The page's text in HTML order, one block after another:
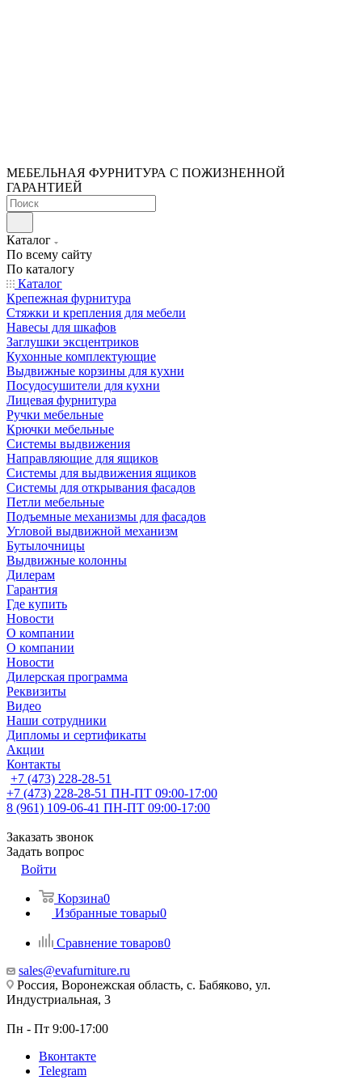
МЕБЕЛЬНАЯ ФУРНИТУРА С ПОЖИЗНЕННОЙ
ГАРАНТИЕЙ
Каталог
По всему сайту
По каталогу
Каталог
Крепежная фурнитура
Стяжки и крепления для мебели
Навесы для шкафов
Заглушки эксцентриков
Кухонные комплектующие
Выдвижные корзины для кухни
Посудосушители для кухни
Лицевая фурнитура
Ручки мебельные
Крючки мебельные
Системы выдвижения
Направляющие для ящиков
Системы для выдвижения ящиков
Системы для открывания фасадов
Петли мебельные
Подъемные механизмы для фасадов
Угловой выдвижной механизм
Бутылочницы
Выдвижные колонны
Дилерам
Гарантия
Где купить
Новости
О компании
О компании
Новости
Дилерская программа
Реквизиты
Видео
Наши сотрудники
Дипломы и сертификаты
Акции
Контакты
+7 (473) 228-28-51
+7 (473) 228-28-51 ПН-ПТ 09:00-17:00
8 (961) 109-06-41 ПН-ПТ 09:00-17:00
Заказать звонок
Задать вопрос
Войти
Корзина0
Избранные товары0
Сравнение товаров0
sales@evafurniture.ru
Россия, Воронежская область, с. Бабяково, ул.
Индустриальная, 3
Пн - Пт 9:00-17:00
Вконтакте
Telegram